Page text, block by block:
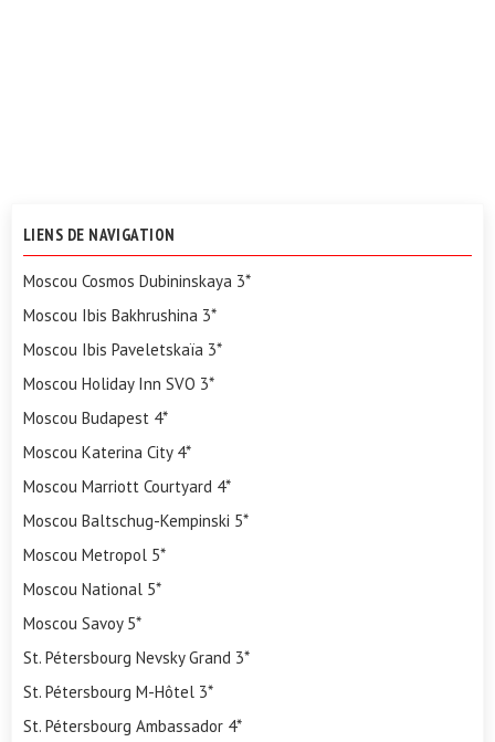
LIENS DE NAVIGATION
Moscou Cosmos Dubininskaya 3*
Moscou Ibis Bakhrushina 3*
Moscou Ibis Paveletskaïa 3*
Moscou Holiday Inn SVO 3*
Moscou Budapest 4*
Moscou Katerina City 4*
Moscou Marriott Courtyard 4*
Moscou Baltschug-Kempinski 5*
Moscou Metropol 5*
Moscou National 5*
Moscou Savoy 5*
St. Pétersbourg Nevsky Grand 3*
St. Pétersbourg M-Hôtel 3*
St. Pétersbourg Ambassador 4*